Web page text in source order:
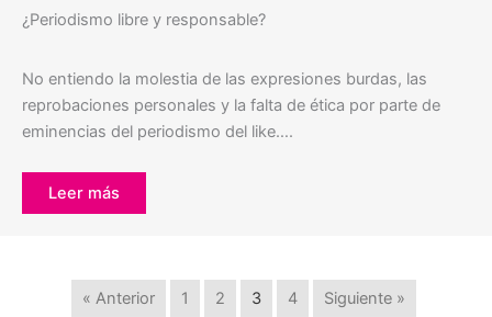
¿Periodismo libre y responsable?
No entiendo la molestia de las expresiones burdas, las
reprobaciones personales y la falta de ética por parte de
eminencias del periodismo del like….
Leer más
« Anterior 1 2 3 4 Siguiente »